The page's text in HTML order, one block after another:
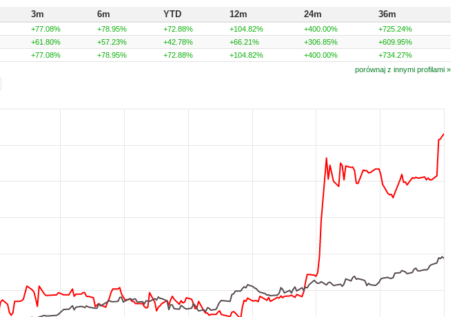
3m 6m YTD 12m 24m 36m
+77.08% +78.95% +72.88% +104.82% +400.00%
+725.24%
+61.80% +57.23% +42.78% +66.21% +306.85%
+609.95%
+77.08% +78.95% +72.88% +104.82% +400.00%
+734.27%
porównaj z innymi profilami »